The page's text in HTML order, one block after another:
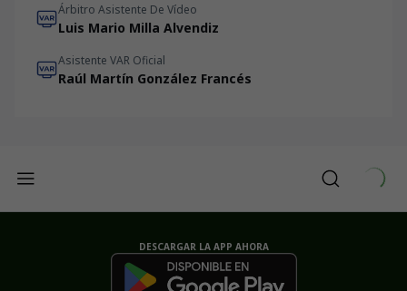
Árbitro Asistente De Vídeo
Luis Mario Milla Alvendiz
Asistente VAR Oficial
Raúl Martín González Francés
DESCARGAR LA APP AHORA